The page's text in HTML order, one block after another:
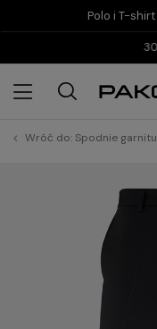
Polo i T-
Kup
Wróć do:Spodnie